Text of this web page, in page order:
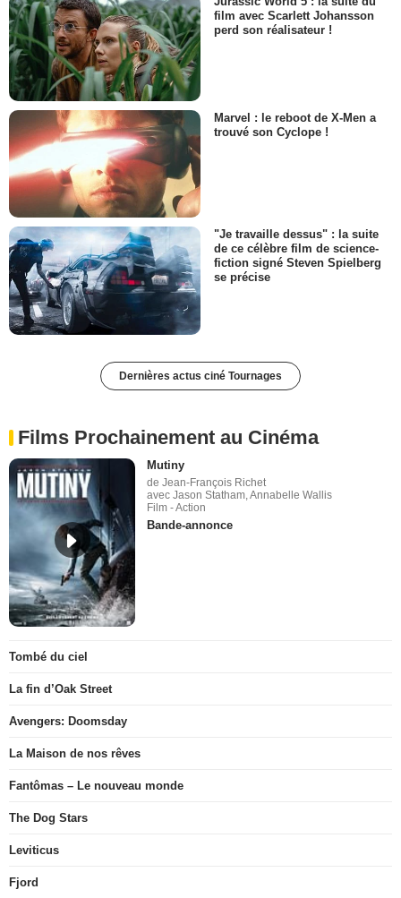
film avec Scarlett Johansson
perd son réalisateur !
Marvel : le reboot de X-Men a
trouvé son Cyclope !
"Je travaille dessus" : la suite
de ce célèbre film de science-
fiction signé Steven Spielberg
se précise
Dernières actus ciné Tournages
Films Prochainement au Cinéma
Mutiny
de Jean-François Richet
avec Jason Statham, Annabelle Wallis
Film - Action
Bande-annonce
Tombé du ciel
La fin d’Oak Street
Avengers: Doomsday
La Maison de nos rêves
Fantômas – Le nouveau monde
The Dog Stars
Leviticus
Fjord